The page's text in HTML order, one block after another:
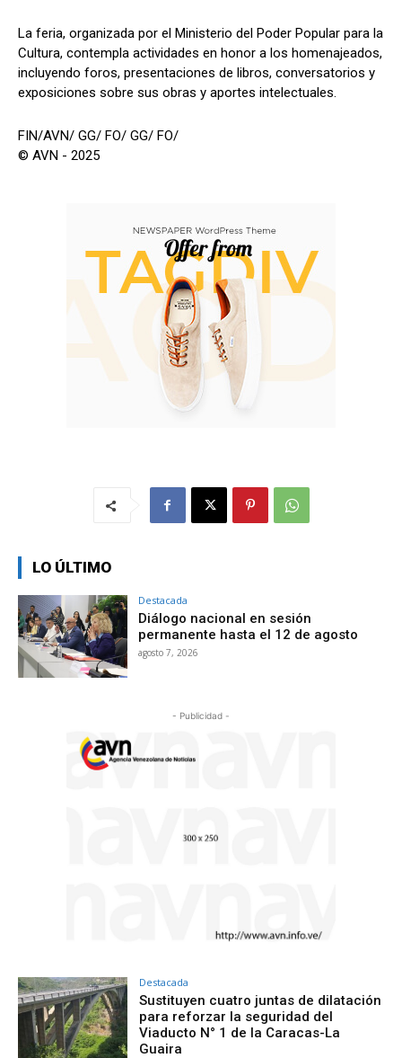
La feria, organizada por el Ministerio del Poder Popular para la
Cultura, contempla actividades en honor a los homenajeados,
incluyendo foros, presentaciones de libros, conversatorios y
exposiciones sobre sus obras y aportes intelectuales.
FIN/AVN/ GG/ FO/ GG/ FO/
© AVN - 2025
LO ÚLTIMO
Destacada
Diálogo nacional en sesión
permanente hasta el 12 de agosto
agosto 7, 2026
- Publicidad -
Destacada
Sustituyen cuatro juntas de dilatación
para reforzar la seguridad del
Viaducto N° 1 de la Caracas-La
Guaira